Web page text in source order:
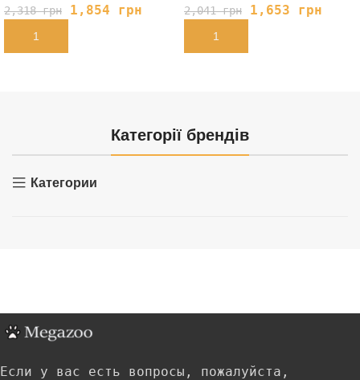
2,318грн 1,854 грн
В КОРЗИНУ
2,041грн 1,653 грн
В КОРЗИНУ
Категорії брендів
Категории
Если у вас есть вопросы, пожалуйста,